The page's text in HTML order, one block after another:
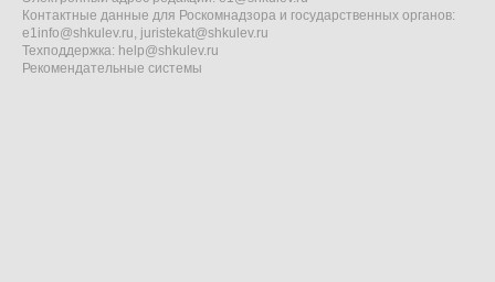
Контактные данные для Роскомнадзора и государственных органов:
e1info@shkulev.ru, juristekat@shkulev.ru
Техподдержка: help@shkulev.ru
Рекомендательные системы